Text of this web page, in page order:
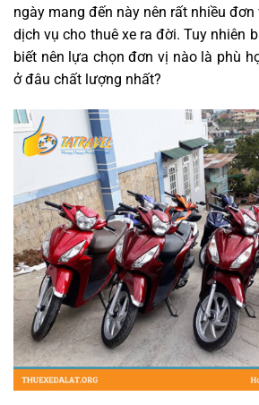
ngày mang đến này nên rất nhiều
dịch vụ cho thuê xe ra đời. Tuy nhiên
biết nên lựa chọn đơn vị nào là phù
ở đâu chất lượng nhất?